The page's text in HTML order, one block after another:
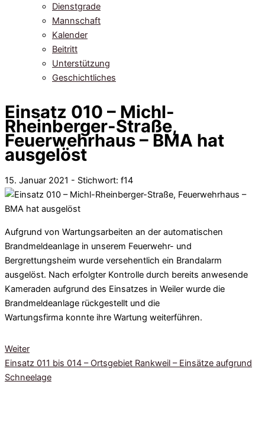
Dienstgrade
Mannschaft
Kalender
Beitritt
Unterstützung
Geschichtliches
Einsatz 010 – Michl-
Rheinberger-Straße,
Feuerwehrhaus – BMA hat
ausgelöst
15. Januar 2021 - Stichwort: f14
Aufgrund von Wartungsarbeiten an der automatischen
Brandmeldeanlage in unserem Feuerwehr- und
Bergrettungsheim wurde versehentlich ein Brandalarm
ausgelöst. Nach erfolgter Kontrolle durch bereits anwesende
Kameraden aufgrund des Einsatzes in Weiler wurde die
Brandmeldeanlage rückgestellt und die
Wartungsfirma konnte ihre Wartung weiterführen.
Weiter
Einsatz 011 bis 014 – Ortsgebiet Rankweil – Einsätze aufgrund
Schneelage